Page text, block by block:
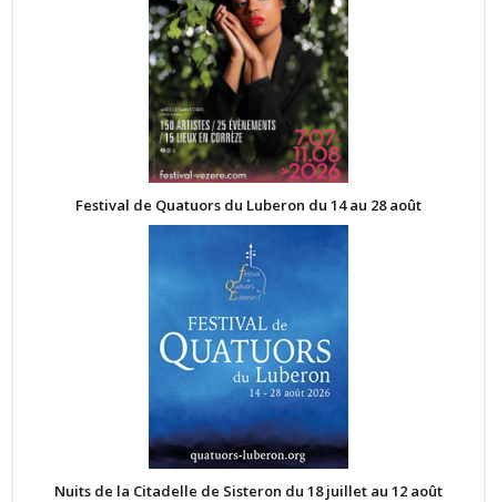
Festival de Quatuors du Luberon du 14 au 28 août
Nuits de la Citadelle de Sisteron du 18 juillet au 12 août